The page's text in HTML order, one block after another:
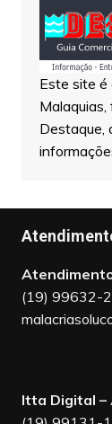
Este site é
Destaque,
(19) 99632-
Itta Digital –